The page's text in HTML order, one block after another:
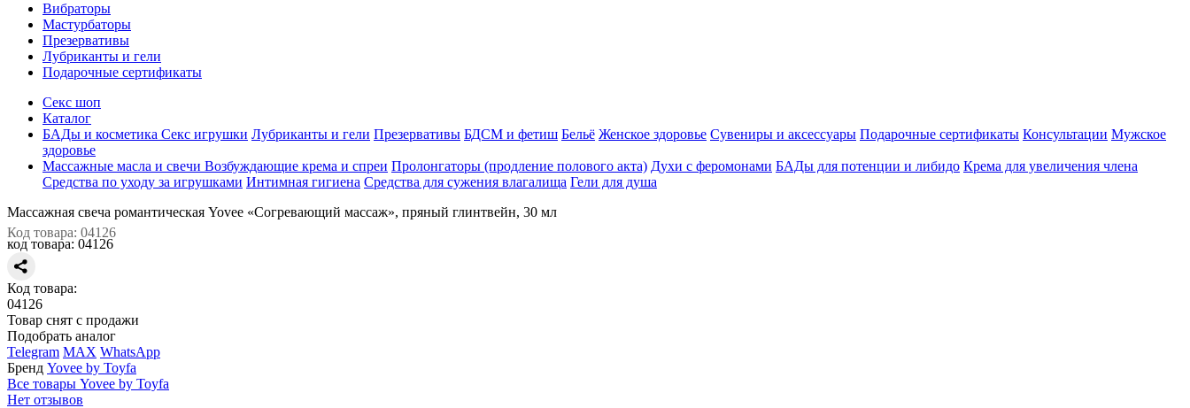
Вибраторы
Мастурбаторы
Презервативы
Лубриканты и гели
Подарочные сертификаты
Секс шоп
Каталог
БАДы и косметика Секс игрушки Лубриканты и гели Презервативы БДСМ и фетиш Бельё Женское здоровье Сувениры и аксессуары Подарочные сертификаты Консультации Мужское
здоровье
Массажные масла и свечи Возбуждающие крема и спреи Пролонгаторы (продление полового акта) Духи с феромонами БАДы для потенции и либидо Крема для увеличения члена
Средства по уходу за игрушками Интимная гигиена Средства для сужения влагалища Гели для душа
Массажная свеча романтическая Yovee «Согревающий массаж», пряный глинтвейн, 30 мл
Код товара: 04126
код товара: 04126
Код товара:
04126
Товар снят с продажи
Подобрать аналог
Telegram MAX WhatsApp
Бренд Yovee by Toyfa
Все товары Yovee by Toyfa
Нет отзывов